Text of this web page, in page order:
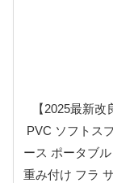
【2025最新
PVC ソフトス
ース ポータブ
重み付け フラ